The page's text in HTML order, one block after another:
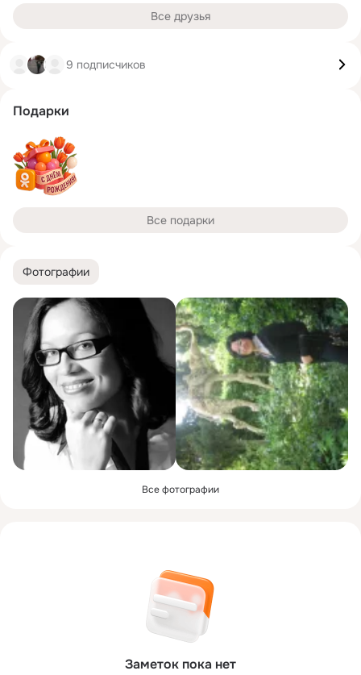
Фотографии
Все фотографии
Заметок пока нет
Все друзья
9 подписчиков
Подарки
Все подарки